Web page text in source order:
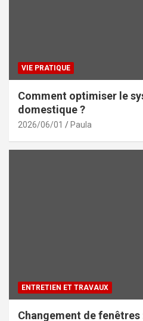
VIE PRATIQUE
Comment optimiser le
domestique ?
2026/06/01 Paula
ENTRETIEN ET TRAVAUX
Changement de fenêtres